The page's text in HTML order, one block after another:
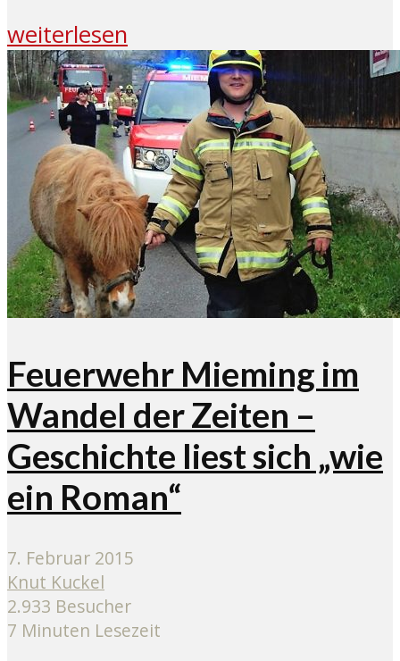
weiterlesen
Feuerwehr Mieming im
Wandel der Zeiten –
Geschichte liest sich „wie
ein Roman“
7. Februar 2015
Knut Kuckel
2.933 Besucher
7 Minuten Lesezeit